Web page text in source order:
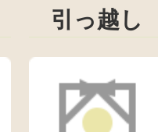
引っ越し